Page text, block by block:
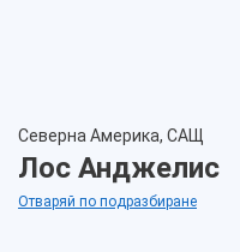
Северна Америка, САЩ
Лос Анджелис
Отваряй по подразбиране